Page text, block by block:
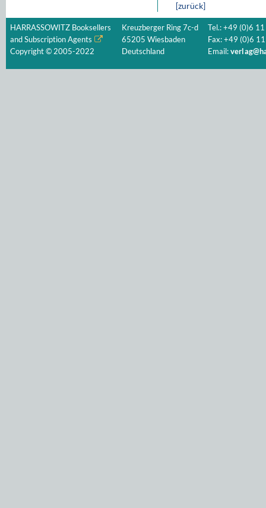
[zurück]
HARRASSOWITZ Booksellers
and Subscription Agents
Copyright © 2005-2022
Kreuzberger Ring 7c-d
65205 Wiesbaden
Deutschland
Tel.: +49 (0)6
Fax: +49 (0)6
Email: